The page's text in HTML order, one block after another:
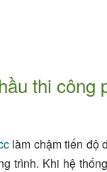
thi
làm chậm tiến độ
trình. Khi hệ